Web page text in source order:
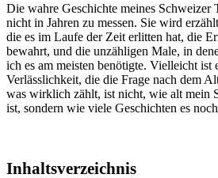
Die wahre Geschichte meines Schweizer
nicht in Jahren zu messen. Sie wird
die es im Laufe der Zeit erlitten hat, die
bewahrt, und die unzähligen Male, in
ich es am meisten benötigte. Vielleicht ist
Verlässlichkeit, die die Frage nach dem
was wirklich zählt, ist nicht, wie alt mein
ist, sondern wie viele Geschichten es
Inhaltsverzeichnis